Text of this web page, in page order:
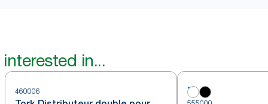
in...
460006